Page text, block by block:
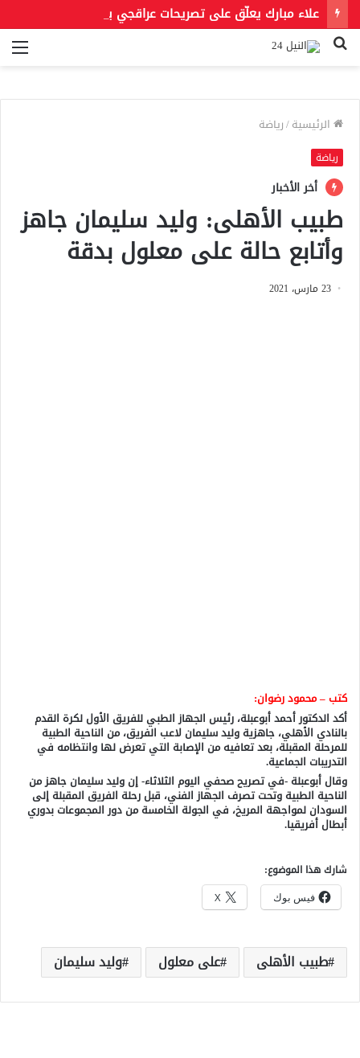
بحث
الرئيسية/رياضة
رياضة
أخر الأخبار
طبيب الأهلى: وليد سليمان جاهز
وأتابع حالة على معلول بدقة
23 مارس، 2021
كتب – محمود رضوان:
أكد الدكتور أحمد أبوعبلة، رئيس الجهاز الطبي للفريق الأول لكرة القدم
بالنادي الأهلي، جاهزية وليد سليمان لاعب الفريق، من الناحية الطبية
للمرحلة المقبلة، بعد تعافيه من الإصابة التي تعرض لها وانتظامه في
التدريبات الجماعية.
وقال أبوعبلة -في تصريح صحفي اليوم الثلاثاء- إن وليد سليمان جاهز من
الناحية الطبية وتحت تصرف الجهاز الفني، قبل رحلة الفريق المقبلة إلى
السودان لمواجهة المريخ، في الجولة الخامسة من دور المجموعات بدوري
أبطال أفريقيا.
شارك هذا الموضوع:
فيس بوك X
طبيب الأهلى على معلول وليد سليمان